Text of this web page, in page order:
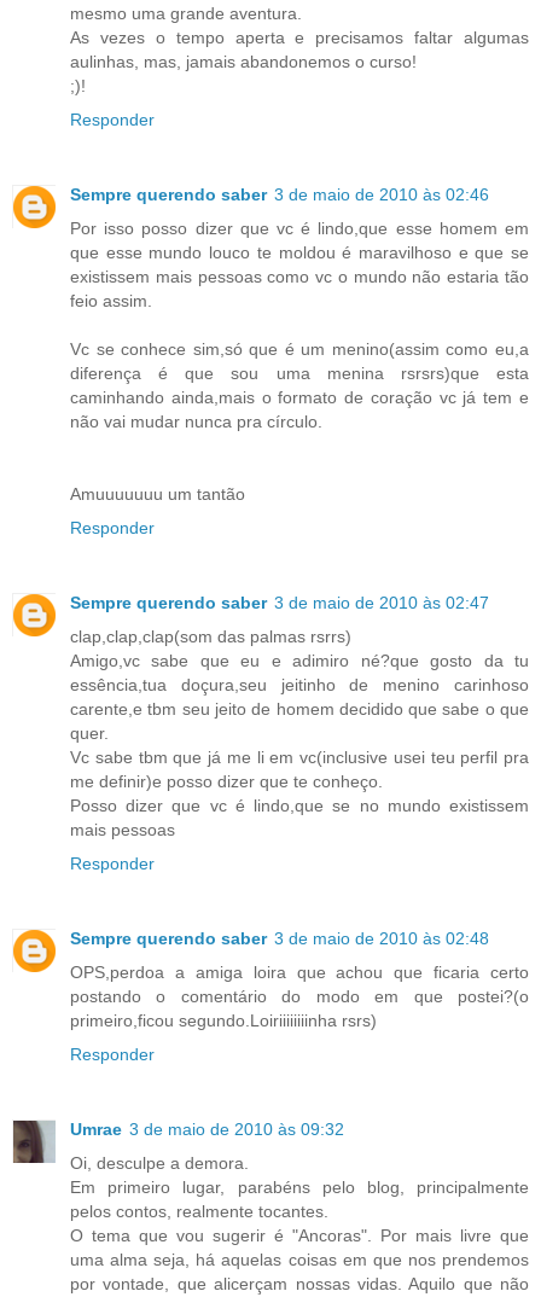
mesmo uma grande aventura.
As vezes o tempo aperta e precisamos faltar algumas
aulinhas, mas, jamais abandonemos o curso!
;)!
Responder
Sempre querendo saber 3 de maio de 2010 às 02:46
Por isso posso dizer que vc é lindo,que esse homem em
que esse mundo louco te moldou é maravilhoso e que se
existissem mais pessoas como vc o mundo não estaria tão
feio assim.
Vc se conhece sim,só que é um menino(assim como eu,a
diferença é que sou uma menina rsrsrs)que esta
caminhando ainda,mais o formato de coração vc já tem e
não vai mudar nunca pra círculo.
Amuuuuuuu um tantão
Responder
Sempre querendo saber 3 de maio de 2010 às 02:47
clap,clap,clap(som das palmas rsrrs)
Amigo,vc sabe que eu e adimiro né?que gosto da tu
essência,tua doçura,seu jeitinho de menino carinhoso
carente,e tbm seu jeito de homem decidido que sabe o que
quer.
Vc sabe tbm que já me li em vc(inclusive usei teu perfil pra
me definir)e posso dizer que te conheço.
Posso dizer que vc é lindo,que se no mundo existissem
mais pessoas
Responder
Sempre querendo saber 3 de maio de 2010 às 02:48
OPS,perdoa a amiga loira que achou que ficaria certo
postando o comentário do modo em que postei?(o
primeiro,ficou segundo.Loiriiiiiiiinha rsrs)
Responder
Umrae 3 de maio de 2010 às 09:32
Oi, desculpe a demora.
Em primeiro lugar, parabéns pelo blog, principalmente
pelos contos, realmente tocantes.
O tema que vou sugerir é "Ancoras". Por mais livre que
uma alma seja, há aquelas coisas em que nos prendemos
por vontade, que alicerçam nossas vidas. Aquilo que não